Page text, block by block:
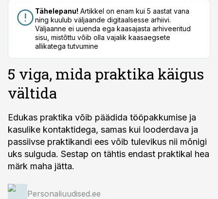
Tähelepanu! Artikkel on enam kui 5 aastat vana
ning kuulub väljaande digitaalsesse arhiivi.
Väljaanne ei uuenda ega kaasajasta arhiveeritud
sisu, mistõttu võib olla vajalik kaasaegsete
allikatega tutvumine
5 viga, mida praktika käigus
vältida
Edukas praktika võib päädida tööpakkumise ja
kasulike kontaktidega, samas kui looderdava ja
passiivse praktikandi ees võib tulevikus nii mõnigi
uks sulguda. Sestap on tähtis endast praktikal hea
märk maha jätta.
Personaliuudised.ee